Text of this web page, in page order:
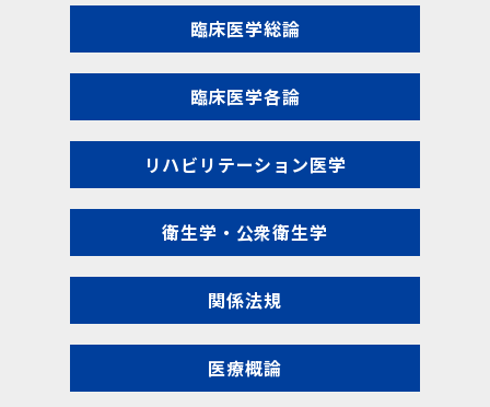
臨床医学総論
臨床医学各論
リハビリテーション医学
衛生学・公衆衛生学
関係法規
医療概論